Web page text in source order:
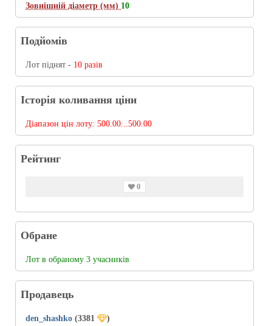
Зовнішній діаметр (мм) 10
Подйомів
Лот піднят - 10 разів
Історія коливання ціни
Діапазон цін лоту: 500.00...500.00
Рейтинг
0
Обране
Лот в обраному 3 учасників
Продавець
den_shashko (3381
)